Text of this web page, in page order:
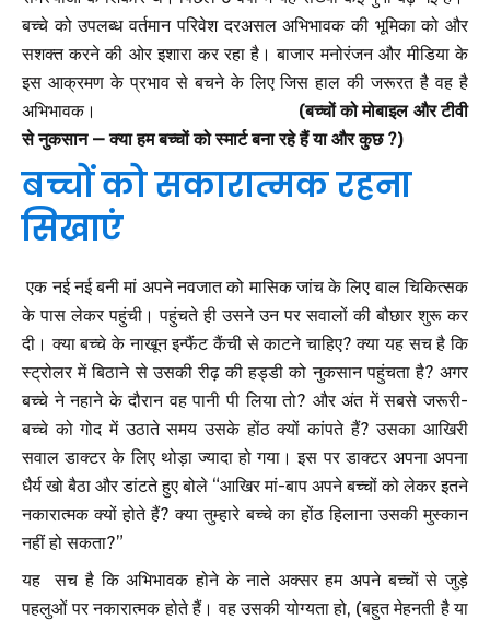
बच्चे को उपलब्ध वर्तमान परिवेश दरअसल अभिभावक की भूमिका को और
सशक्त करने की ओर इशारा कर रहा है। बाजार मनोरंजन और मीडिया के
इस आक्रमण के प्रभाव से बचने के लिए जिस हाल की जरूरत है वह है
अभिभावक।
(बच्चों को मोबाइल और टीवी
से नुकसान – क्या हम बच्चों को स्मार्ट बना रहे हैं या और कुछ ?)
बच्चों को सकारात्मक रहना
सिखाएं
एक नई नई बनी मां अपने नवजात को मासिक जांच के लिए बाल चिकित्सक
के पास लेकर पहुंची। पहुंचते ही उसने उन पर सवालों की बौछार शुरू कर
दी। क्या बच्चे के नाखून इन्फैंट कैंची से काटने चाहिए? क्या यह सच है कि
स्ट्रोलर में बिठाने से उसकी रीढ़ की हड्डी को नुकसान पहुंचता है? अगर
बच्चे ने नहाने के दौरान वह पानी पी लिया तो? और अंत में सबसे जरूरी-
बच्चे को गोद में उठाते समय उसके होंठ क्यों कांपते हैं? उसका आखिरी
सवाल डाक्टर के लिए थोड़ा ज्यादा हो गया। इस पर डाक्टर अपना अपना
धैर्य खो बैठा और डांटते हुए बोले “आखिर मां-बाप अपने बच्चों को लेकर इतने
नकारात्मक क्यों होते हैं? क्या तुम्हारे बच्चे का होंठ हिलाना उसकी मुस्कान
नहीं हो सकता?”
यह सच है कि अभिभावक होने के नाते अक्सर हम अपने बच्चों से जुड़े
पहलुओं पर नकारात्मक होते हैं। वह उसकी योग्यता हो, (बहुत मेहनती है या